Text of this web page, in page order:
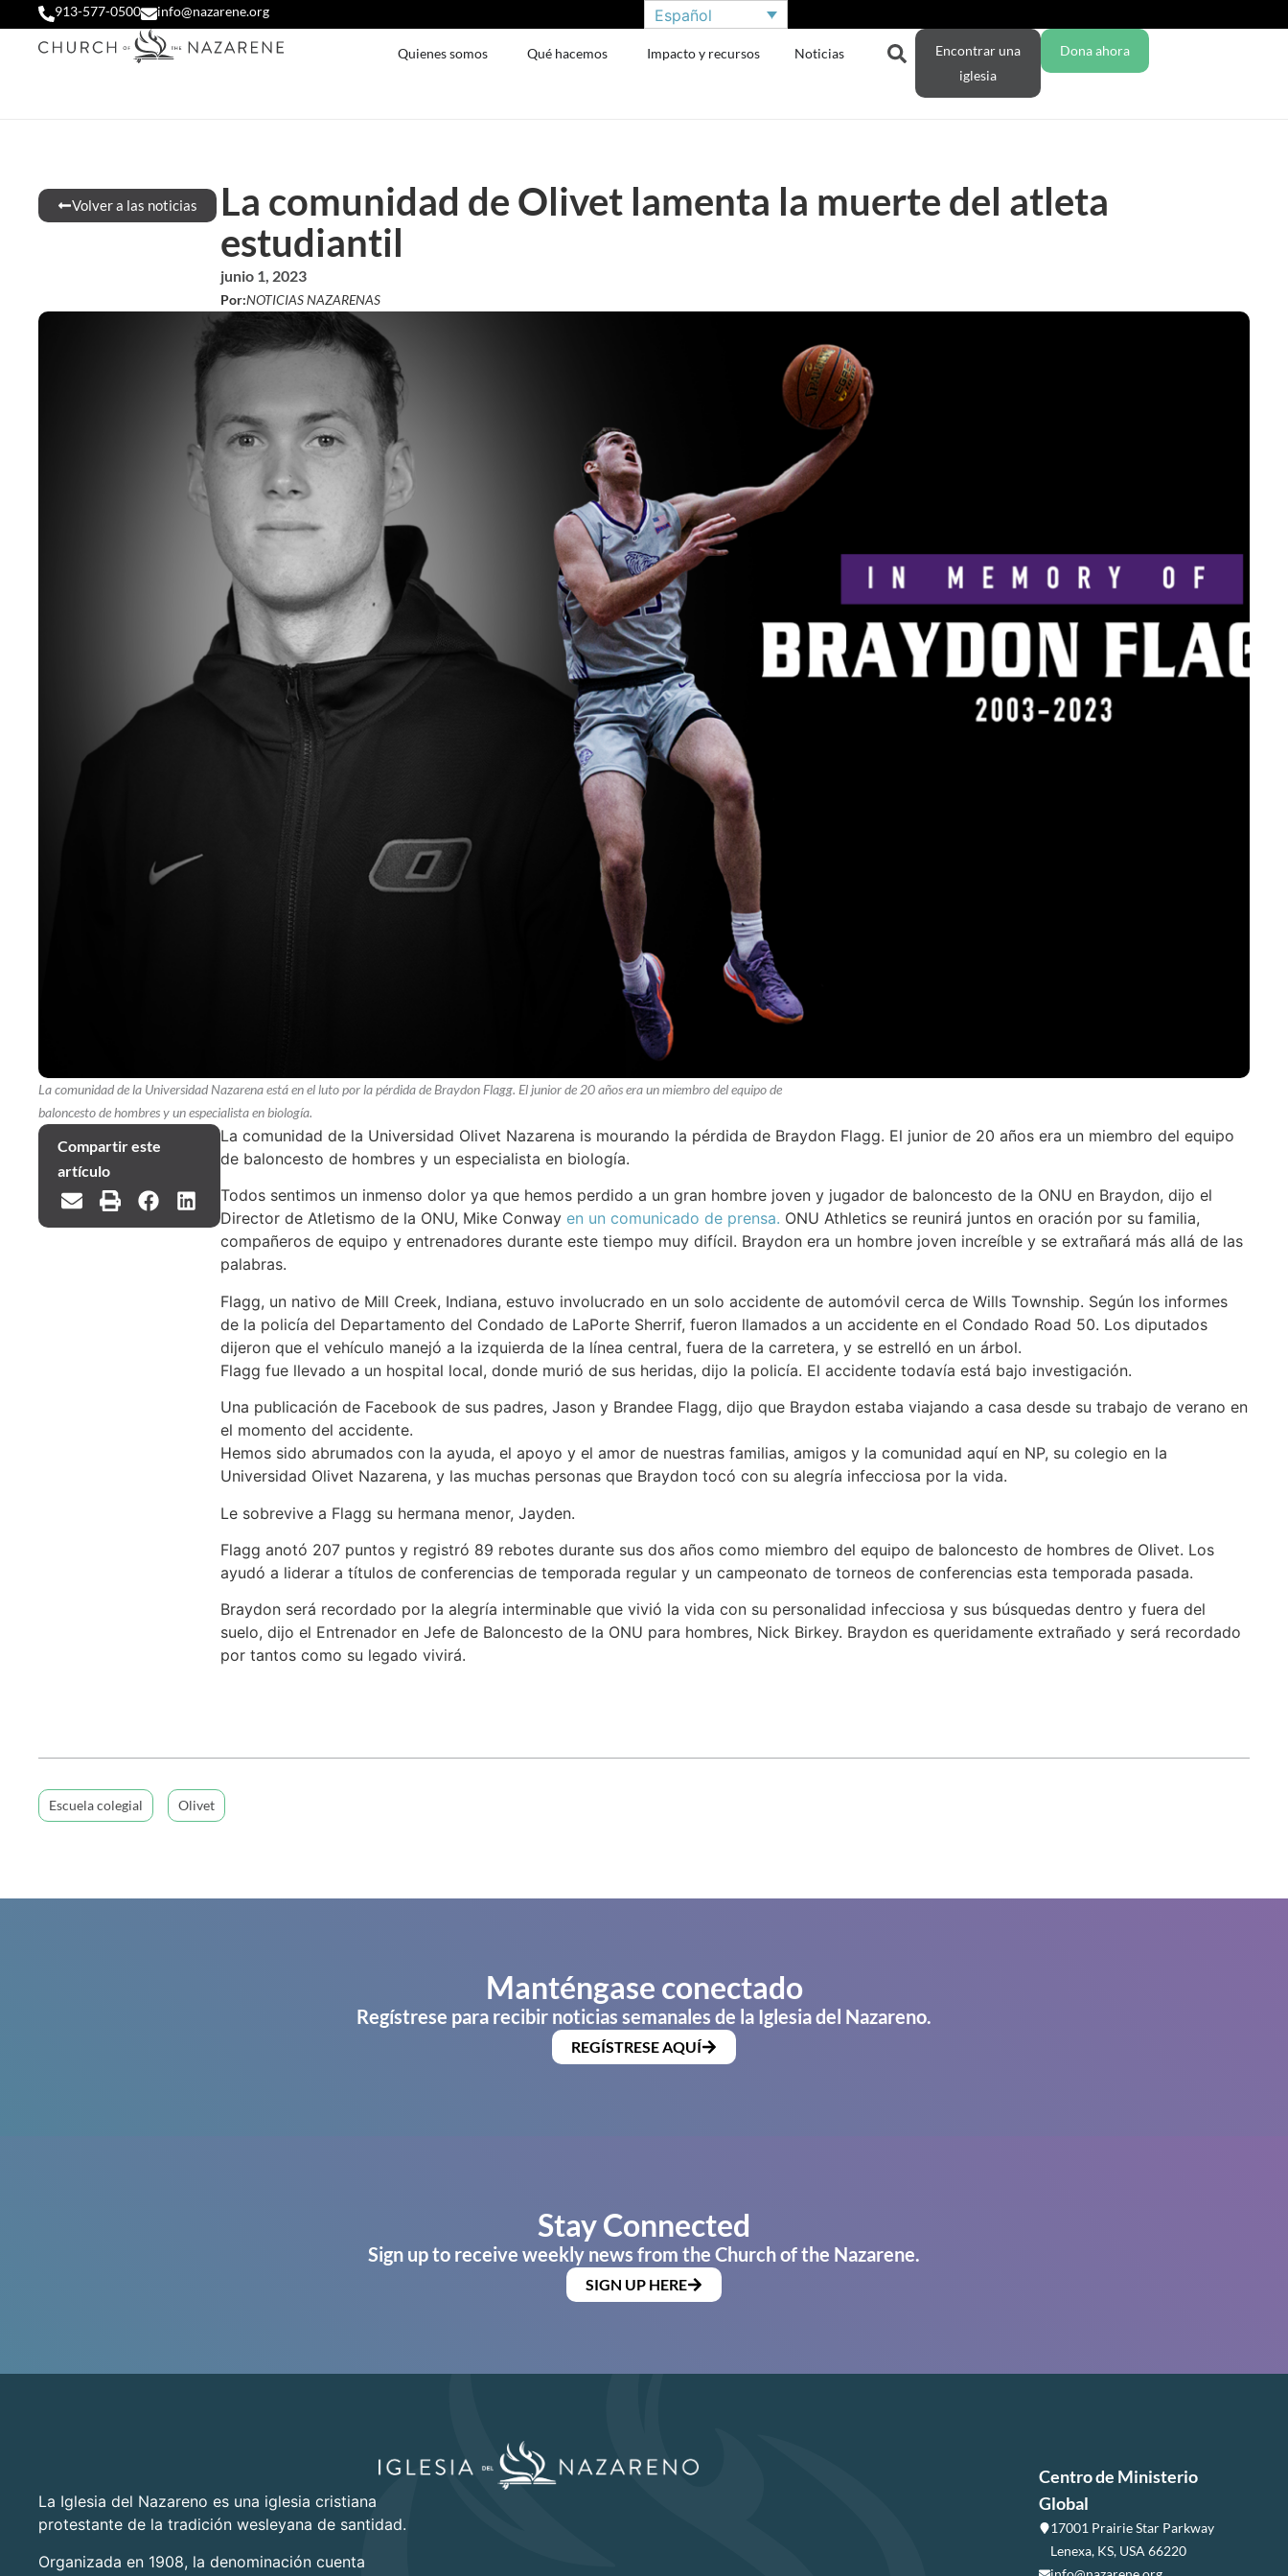
913-577-0500 info@nazarene.org Español
Quienes somos Qué hacemos Impacto y recursos Noticias
Encontrar una
iglesia
Dona ahora
Volver a las noticias
La comunidad de Olivet lamenta la muerte del atleta
estudiantil
junio 1, 2023
Por:NOTICIAS NAZARENAS
La comunidad de la Universidad Nazarena está en el luto por la pérdida de Braydon Flagg. El junior de 20 años era un miembro del equipo de
baloncesto de hombres y un especialista en biología.
Compartir este
artículo
La comunidad de la Universidad Olivet Nazarena is mourando la pérdida de Braydon Flagg. El junior de 20 años era un miembro del equipo
de baloncesto de hombres y un especialista en biología.
Todos sentimos un inmenso dolor ya que hemos perdido a un gran hombre joven y jugador de baloncesto de la ONU en Braydon, dijo el
Director de Atletismo de la ONU, Mike Conway en un comunicado de prensa. ONU Athletics se reunirá juntos en oración por su familia,
compañeros de equipo y entrenadores durante este tiempo muy difícil. Braydon era un hombre joven increíble y se extrañará más allá de las
palabras.
Flagg, un nativo de Mill Creek, Indiana, estuvo involucrado en un solo accidente de automóvil cerca de Wills Township. Según los informes
de la policía del Departamento del Condado de LaPorte Sherrif, fueron llamados a un accidente en el Condado Road 50. Los diputados
dijeron que el vehículo manejó a la izquierda de la línea central, fuera de la carretera, y se estrelló en un árbol.
Flagg fue llevado a un hospital local, donde murió de sus heridas, dijo la policía. El accidente todavía está bajo investigación.
Una publicación de Facebook de sus padres, Jason y Brandee Flagg, dijo que Braydon estaba viajando a casa desde su trabajo de verano en
el momento del accidente.
Hemos sido abrumados con la ayuda, el apoyo y el amor de nuestras familias, amigos y la comunidad aquí en NP, su colegio en la
Universidad Olivet Nazarena, y las muchas personas que Braydon tocó con su alegría infecciosa por la vida.
Le sobrevive a Flagg su hermana menor, Jayden.
Flagg anotó 207 puntos y registró 89 rebotes durante sus dos años como miembro del equipo de baloncesto de hombres de Olivet. Los
ayudó a liderar a títulos de conferencias de temporada regular y un campeonato de torneos de conferencias esta temporada pasada.
Braydon será recordado por la alegría interminable que vivió la vida con su personalidad infecciosa y sus búsquedas dentro y fuera del
suelo, dijo el Entrenador en Jefe de Baloncesto de la ONU para hombres, Nick Birkey. Braydon es queridamente extrañado y será recordado
por tantos como su legado vivirá.
Escuela colegial Olivet
Manténgase conectado
Regístrese para recibir noticias semanales de la Iglesia del Nazareno.
REGÍSTRESE AQUÍ
Stay Connected
Sign up to receive weekly news from the Church of the Nazarene.
SIGN UP HERE
La Iglesia del Nazareno es una iglesia cristiana
protestante de la tradición wesleyana de santidad.
Organizada en 1908, la denominación cuenta
Centro de Ministerio
Global
17001 Prairie Star Parkway
Lenexa, KS, USA 66220